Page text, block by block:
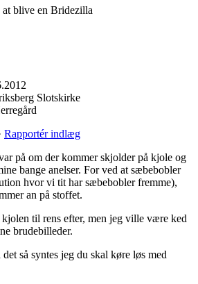
blive en Bridezilla
Slotskirke
Rapportér indlæg
på om der kommer skjolder på kjole og
bange anelser. For ved at sæbebobler
hvor vi tit har sæbebobler fremme),
an på stoffet.
til rens efter, men jeg ville være ked
brudebilleder.
så syntes jeg du skal køre løs med